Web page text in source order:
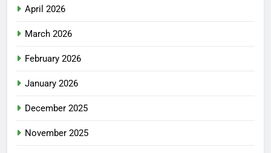
April 2026
March 2026
February 2026
January 2026
December 2025
November 2025